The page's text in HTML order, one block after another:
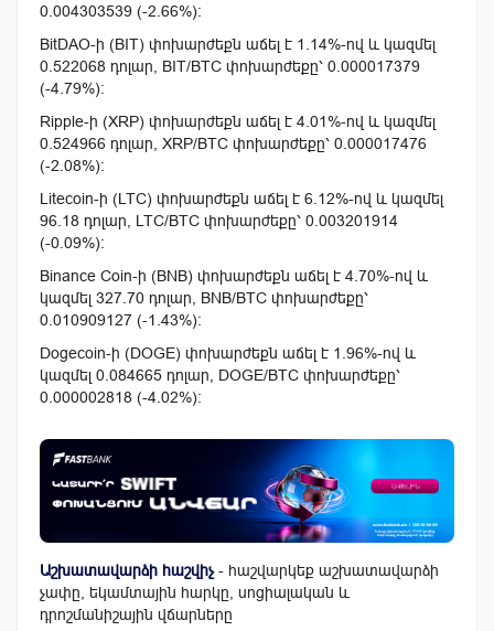
0.004303539 (-2.66%):
BitDAO-ի (BIT) փոխարժեքն աճել է 1.14%-ով և կազմել
0.522068 դոլար, BIT/BTC փոխարժեքը՝ 0.000017379
(-4.79%):
Ripple-ի (XRP) փոխարժեքն աճել է 4.01%-ով և կազմել
0.524966 դոլար, XRP/BTC փոխարժեքը՝ 0.000017476
(-2.08%):
Litecoin-ի (LTC) փոխարժեքն աճել է 6.12%-ով և կազմել
96.18 դոլար, LTC/BTC փոխարժեքը՝ 0.003201914
(-0.09%):
Binance Coin-ի (BNB) փոխարժեքն աճել է 4.70%-ով և
կազմել 327.70 դոլար, BNB/BTC փոխարժեքը՝
0.010909127 (-1.43%):
Dogecoin-ի (DOGE) փոխարժեքն աճել է 1.96%-ով և
կազմել 0.084665 դոլար, DOGE/BTC փոխարժեքը՝
0.000002818 (-4.02%):
Աշխատավարձի հաշվիչ - հաշվարկեք աշխատավարձի
չափը, եկամտային հարկը, սոցիալական և
դրոշմանիշային վճարները